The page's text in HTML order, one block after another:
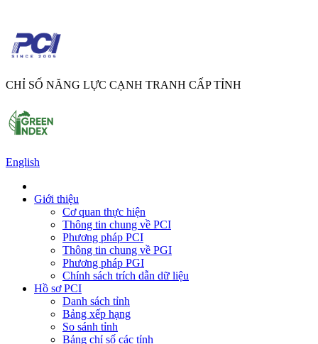
CHỈ SỐ NĂNG LỰC CẠNH TRANH CẤP TỈNH
English
Giới thiệu
Cơ quan thực hiện
Thông tin chung về PCI
Phương pháp PCI
Thông tin chung về PGI
Phương pháp PGI
Chính sách trích dẫn dữ liệu
Hồ sơ PCI
Danh sách tỉnh
Bảng xếp hạng
So sánh tỉnh
Bảng chỉ số các tỉnh